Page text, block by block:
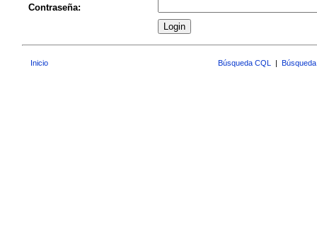
Contraseña:
Inicio Búsqueda CQL |